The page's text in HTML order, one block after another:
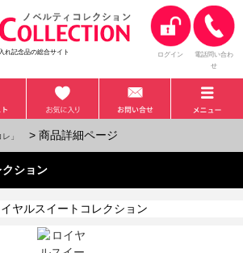
れ記念品の総合サイト ログイン
電話問い合わ
せ
」 > 商品詳細ページ
ション